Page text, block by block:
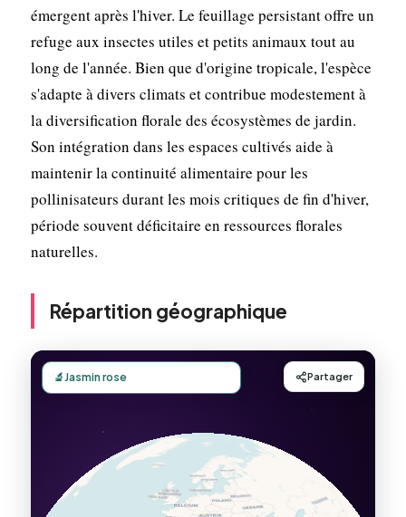
émergent après l'hiver. Le feuillage persistant offre un
refuge aux insectes utiles et petits animaux tout au
long de l'année. Bien que d'origine tropicale, l'espèce
s'adapte à divers climats et contribue modestement à
la diversification florale des écosystèmes de jardin.
Son intégration dans les espaces cultivés aide à
maintenir la continuité alimentaire pour les
pollinisateurs durant les mois critiques de fin d'hiver,
période souvent déficitaire en ressources florales
naturelles.
Répartition géographique